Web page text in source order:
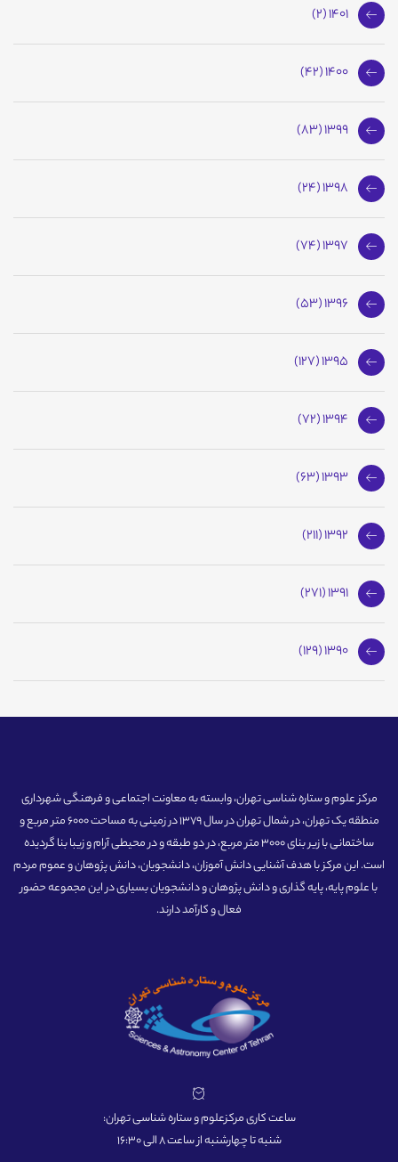
1401 (2)
1400 (42)
1399 (83)
1398 (24)
1397 (74)
1396 (53)
1395 (127)
1394 (72)
1393 (63)
1392 (211)
1391 (271)
1390 (129)
مرکز علوم و ستاره شناسی تهران، وابسته به معاونت اجتماعی و فرهنگی شهرداری
منطقه یک تهران، در شمال تهران در سال 1379 در زمینی به مساحت 6000 متر مربع و
ساختمانی با زیر بنای 3000 متر مربع، در دو طبقه و در محیطی آرام و زیبا بنا گردیده
است. این مرکز با هدف آشنایی دانش آموزان، دانشجویان، دانش پژوهان و عموم مردم
با علوم پایه، پایه گذاری و دانش پژوهان و دانشجویان بسیاری در این مجموعه حضور
فعال و کارآمد دارند.
ساعت کاری مرکزعلوم و ستاره شناسی تهران:
شنبه تا چهارشنبه از ساعت 8 الی 16:30